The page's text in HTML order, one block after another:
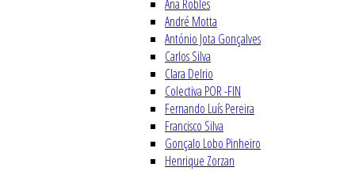
Ana Robles
André Motta
António Jota Gonçalves
Carlos Silva
Clara Delrio
Colectiva POR -FIN
Fernando Luís Pereira
Francisco Silva
Gonçalo Lobo Pinheiro
Henrique Zorzan